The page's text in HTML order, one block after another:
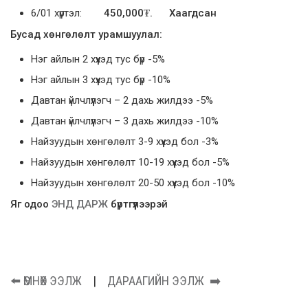
6/01 хүртэл: 450,000₮. Хаагдсан
Бусад хөнгөлөлт урамшуулал:
Нэг айлын 2 хүүхэд тус бүр -5%
Нэг айлын 3 хүүхэд тус бүр -10%
Давтан үйлчлүүлэгч – 2 дахь жилдээ -5%
Давтан үйлчлүүлэгч – 3 дахь жилдээ -10%
Найзуудын хөнгөлөлт 3-9 хүүхэд бол -3%
Найзуудын хөнгөлөлт 10-19 хүүхэд бол -5%
Найзуудын хөнгөлөлт 20-50 хүүхэд бол -10%
Яг одоо ЭНД ДАРЖ бүртгүүлээрэй
⬅️ ӨМНӨХ ЭЭЛЖ | ДАРААГИЙН ЭЭЛЖ ➡️